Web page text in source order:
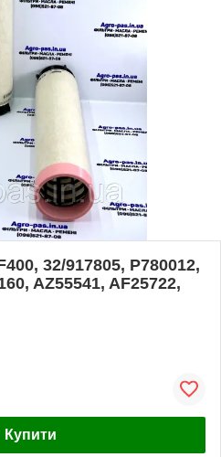
32/917805, P780012,
AZ55541, AF25722,
Купити